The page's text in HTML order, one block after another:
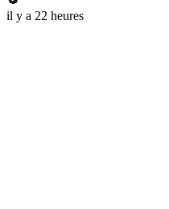
il y a 22 heures